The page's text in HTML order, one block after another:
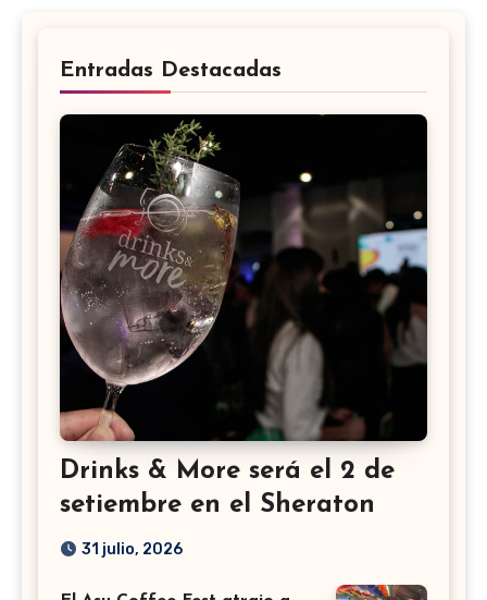
Entradas Destacadas
Drinks & More será el 2 de
setiembre en el Sheraton
31 julio, 2026